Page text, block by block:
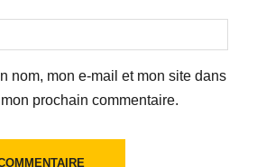
nom, mon e-mail et mon site dans
prochain commentaire.